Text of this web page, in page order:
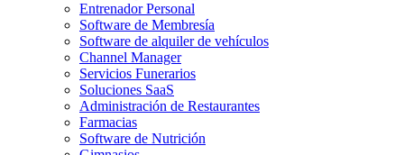
Entrenador Personal
Software de Membresía
Software de alquiler de vehículos
Channel Manager
Servicios Funerarios
Soluciones SaaS
Administración de Restaurantes
Farmacias
Software de Nutrición